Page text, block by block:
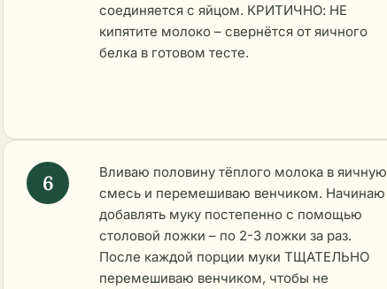
соединяется с яйцом. КРИТИЧНО: НЕ
кипятите молоко – свернётся от яичного
белка в готовом тесте.
Вливаю половину тёплого молока в яичную
смесь и перемешиваю венчиком. Начинаю
добавлять муку постепенно с помощью
столовой ложки – по 2-3 ложки за раз.
После каждой порции муки ТЩАТЕЛЬНО
перемешиваю венчиком, чтобы не